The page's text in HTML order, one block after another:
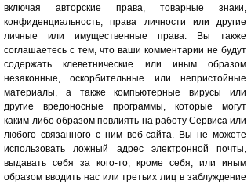
включая авторские права, товарные знаки,
конфиденциальность, права личности или другие
личные или имущественные права. Вы также
соглашаетесь с тем, что ваши комментарии не будут
содержать клеветнические или иным образом
незаконные, оскорбительные или непристойные
материалы, а также компьютерные вирусы или
другие вредоносные программы, которые могут
каким-либо образом повлиять на работу Сервиса или
любого связанного с ним веб-сайта. Вы не можете
использовать ложный адрес электронной почты,
выдавать себя за кого-то, кроме себя, или иным
образом вводить нас или третьих лиц в заблуждение